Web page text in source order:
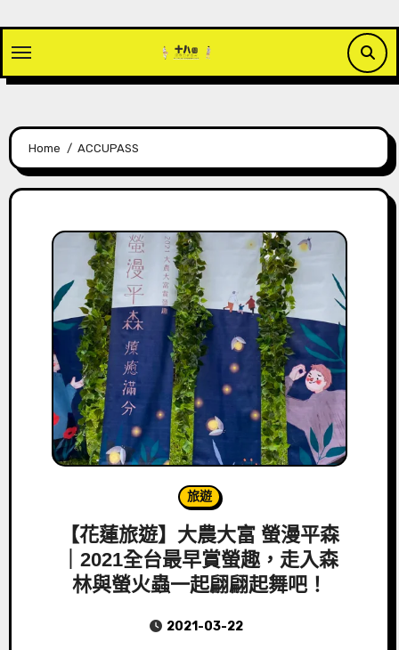
content
Home ACCUPASS
旅遊
【花蓮旅遊】大農大富 螢漫平森
｜2021全台最早賞螢趣，走入森
林與螢火蟲一起翩翩起舞吧！
2021-03-22